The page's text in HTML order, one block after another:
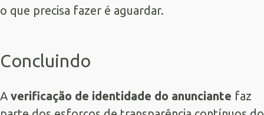
o que precisa fazer é aguardar.
Concluindo
A verificação de identidade do anunciante faz